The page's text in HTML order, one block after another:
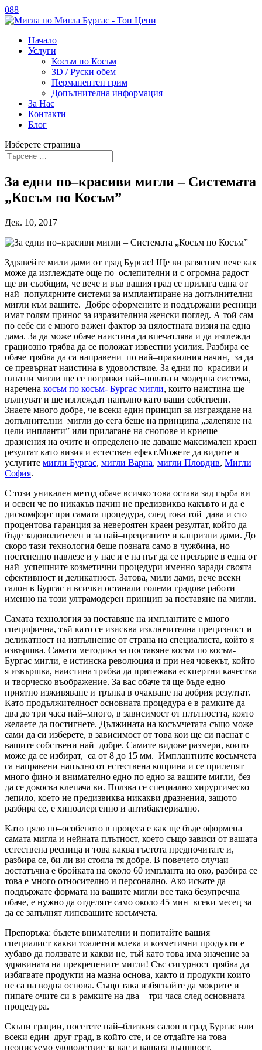
088
Начало
Услуги
Косъм по Косъм
3D / Руски обем
Перманентен грим
Допълнителна информация
За Нас
Контакти
Блог
Изберете страница
За едни по–красиви мигли – Системата
„Косъм по Косъм”
Дек. 10, 2017
Здравейте мили дами от град Бургас! Ще ви разясним вече как
може да изглеждате още по–ослепителни и с огромна радост
ще ви съобщим, че вече и във вашия град се прилага една от
най–популярните системи за имплантиране на допълнителни
мигли към вашите. Добре оформените и поддържани ресници
имат голям принос за изразителния женски поглед. А той сам
по себе си е много важен фактор за цялостната визия на една
дама. За да може обаче наистина да впечатлява и да изглежда
грациозно трябва да се положат известни усилия. Разбира се
обаче трябва да са направени по най–правилния начин, за да
се превърнат наистина в удоволствие. За едни по–красиви и
плътни мигли ще се погрижи най–новата и модерна система,
наречена косъм по косъм- Бургас мигли, които наистина ще
вълнуват и ще изглеждат напълно като ваши собствени.
Знаете много добре, че всеки един принцип за изграждане на
допълнителни мигли до сега беше на принципа „залепяне на
цели инпланти” или прилагане на снопове и криеше
дразнения на очите и определено не даваше максимален краен
резултат като визия и естествен ефект.Можете да видите и
услугите мигли Бургас, мигли Варна, мигли Пловдив, Мигли
София.
С този уникален метод обаче всичко това остава зад гърба ви
и освен че по никакъв начин не предизвиква какъвто и да е
дискомфорт при самата процедура, след това той дава и сто
процентова гаранция за невероятен краен резултат, който да
бъде задоволителен и за най–прецизните и капризни дами. До
скоро тази технология беше позната само в чужбина, но
постепенно навлезе и у нас и е на път да се превърне в една от
най–успешните козметични процедури именно заради своята
ефективност и деликатност. Затова, мили дами, вече всеки
салон в Бургас и всички останали големи градове работи
именно на този ултрамодерен принцип за поставяне на мигли.
Самата технология за поставяне на имплантите е много
специфична, тъй като се изисква изключителна прецизност и
деликатност на изпълнение от страна на специалиста, който я
извършва. Самата методика за поставяне косъм по косъм-
Бургас мигли, е истинска революция и при нея човекът, който
я извършва, наистина трябва да притежава ескпертни качества
и творческо въображение. За вас обаче тя ще бъде едно
приятно изживяване и тръпка в очакване на добрия резултат.
Като продължителност основната процедура е в рамките да
два до три часа най–много, в зависимост от плътността, която
желаете да постигнете. Дължината на косъмчетата също може
сами да си изберете, в зависимост от това кои ще си паснат с
вашите собствени най–добре. Самите видове размери, които
може да се избират, са от 8 до 15 мм. Имплантните косъмчета
са направени напълно от естествена коприна и се прилепят
много фино и внимателно едно по едно за вашите мигли, без
да се докосва клепача ви. Ползва се специално хирургическо
лепило, което не предизвиква никакви дразнения, защото
разбира се, е хипоалергенно и антибактериално.
Като цяло по–особеното в процеса е как ще бъде оформена
самата мигла и нейната плътност, което също зависи от вашата
естествена ресница и това каква гъстота предпочитате и,
разбира се, би ли ви стояла тя добре. В повечето случаи
достатъчна е бройката на около 60 импланта на око, разбира се
това е много относително и персонално. Ако искате да
поддържате формата на вашите мигли все така безупречна
обаче, е нужно да отделяте само около 45 мин всеки месец за
да се запълнят липсващите косъмчета.
Препоръка: бъдете внимателни и попитайте вашия
специалист какви тоалетни млека и козметични продукти е
хубаво да ползвате и какви не, тъй като това има значение за
здравината на прекрепените мигли! Със сигурност трябва да
избягвате продукти на мазна основа, както и продукти които
не са на водна основа. Също така избягвайте да мокрите и
пипате очите си в рамките на два – три часа след основната
процедура.
Скъпи грации, посетете най–близкия салон в град Бургас или
всеки един друг град, в който сте, и се отдайте на това
неописуемо удоволствие за вас и вашата външност.